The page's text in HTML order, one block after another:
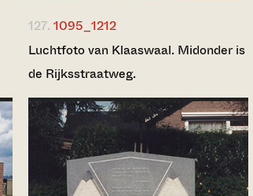
127. 1095_1212
Luchtfoto van Klaaswaal. Midonder is
de Rijksstraatweg.